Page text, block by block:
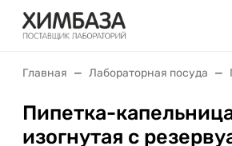
Главная Лабораторная посуда
Пипетка-
изогнутая с